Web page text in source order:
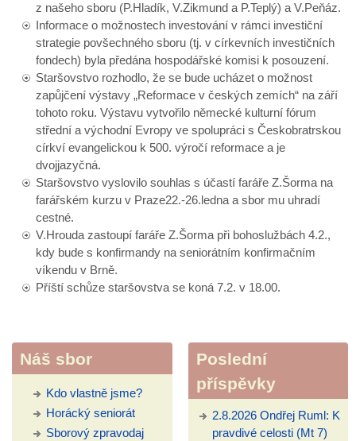
z našeho sboru (P.Hladík, V.Zikmund a P.Teplý) a V.Peňáz.
Informace o možnostech investování v rámci investiční
strategie povšechného sboru (tj. v církevních investičních
fondech) byla předána hospodářské komisi k posouzení.
Staršovstvo rozhodlo, že se bude ucházet o možnost
zapůjčení výstavy „Reformace v českých zemích“ na září
tohoto roku. Výstavu vytvořilo německé kulturní fórum
střední a východní Evropy ve spolupráci s Českobratrskou
církví evangelickou k 500. výročí reformace a je
dvojjazyčná.
Staršovstvo vyslovilo souhlas s účastí faráře Z.Šorma na
farářském kurzu v Praze22.-26.ledna a sbor mu uhradí
cestné.
V.Hrouda zastoupí faráře Z.Šorma při bohoslužbách 4.2.,
kdy bude s konfirmandy na seniorátním konfirmačním
víkendu v Brně.
Příští schůze staršovstva se koná 7.2. v 18.00.
Náš sbor
Kdo vlastně jsme?
Horácký seniorát
Sborový zpravodaj
Poslední
příspěvky
2.8.2026 Ondřej Ruml: K
pravdivé celosti (Mt 7)